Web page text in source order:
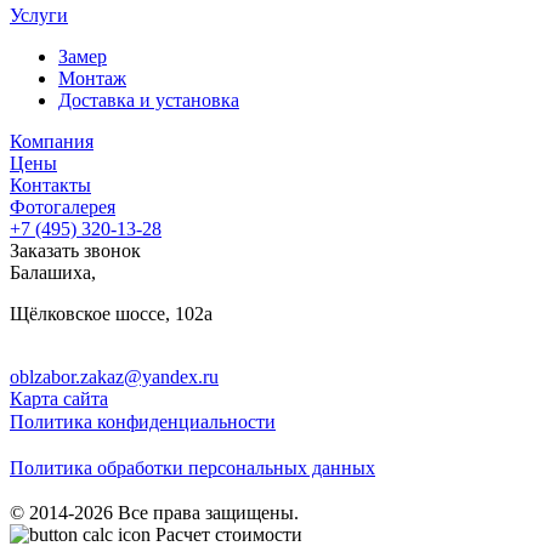
Услуги
Замер
Монтаж
Доставка и установка
Компания
Цены
Контакты
Фотогалерея
+7 (495) 320-13-28
Заказать звонок
Балашиха,
Щёлковское шоссе, 102а
oblzabor.zakaz@yandex.ru
Карта сайта
Политика конфиденциальности
Политика обработки персональных данных
© 2014-2026 Все права защищены.
Расчет стоимости